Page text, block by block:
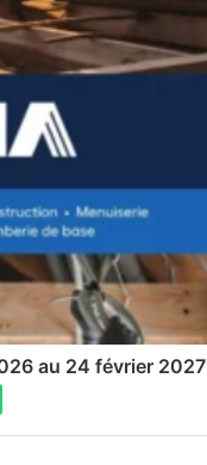
au 24 février 2027